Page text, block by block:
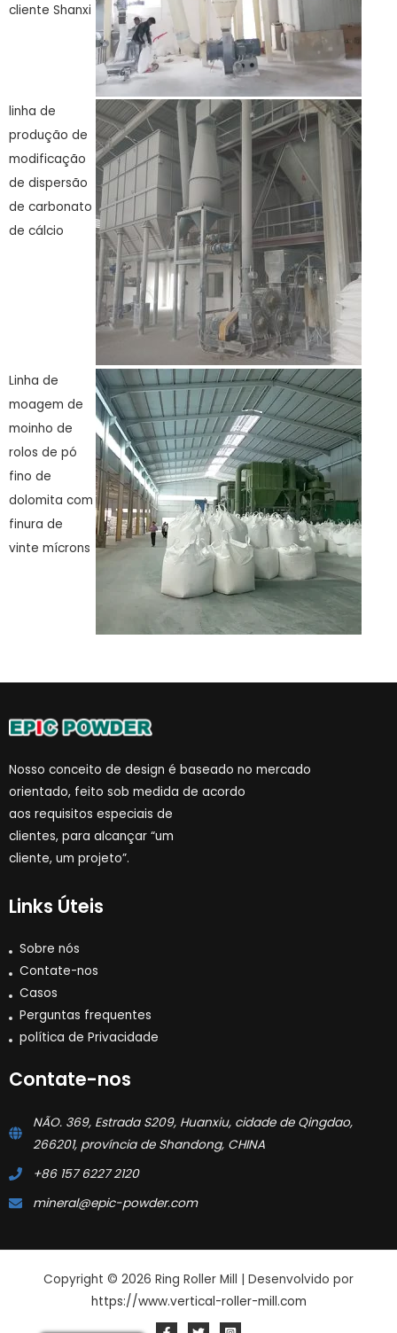
cliente Shanxi
linha de
produção de
modificação
de dispersão
de carbonato
de cálcio
Linha de
moagem de
moinho de
rolos de pó
fino de
dolomita com
finura de
vinte mícrons
Nosso conceito de design é baseado no mercado
orientado, feito sob medida de acordo
aos requisitos especiais de
clientes, para alcançar “um
cliente, um projeto”.
Links Úteis
Sobre nós
Contate-nos
Casos
Perguntas frequentes
política de Privacidade
Contate-nos
NÃO. 369, Estrada S209, Huanxiu, cidade de Qingdao,
266201, província de Shandong, CHINA
+86 157 6227 2120
mineral@epic-powder.com
Copyright © 2026 Ring Roller Mill | Desenvolvido por
https://www.vertical-roller-mill.com